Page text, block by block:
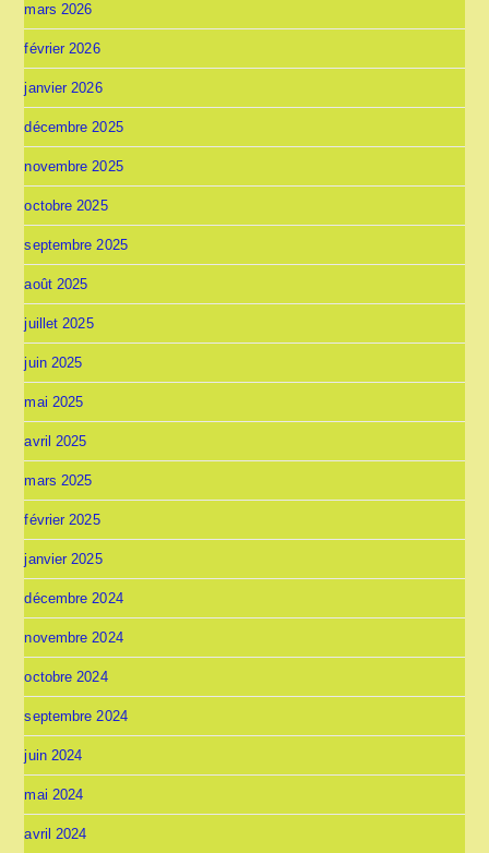
mars 2026
février 2026
janvier 2026
décembre 2025
novembre 2025
octobre 2025
septembre 2025
août 2025
juillet 2025
juin 2025
mai 2025
avril 2025
mars 2025
février 2025
janvier 2025
décembre 2024
novembre 2024
octobre 2024
septembre 2024
juin 2024
mai 2024
avril 2024